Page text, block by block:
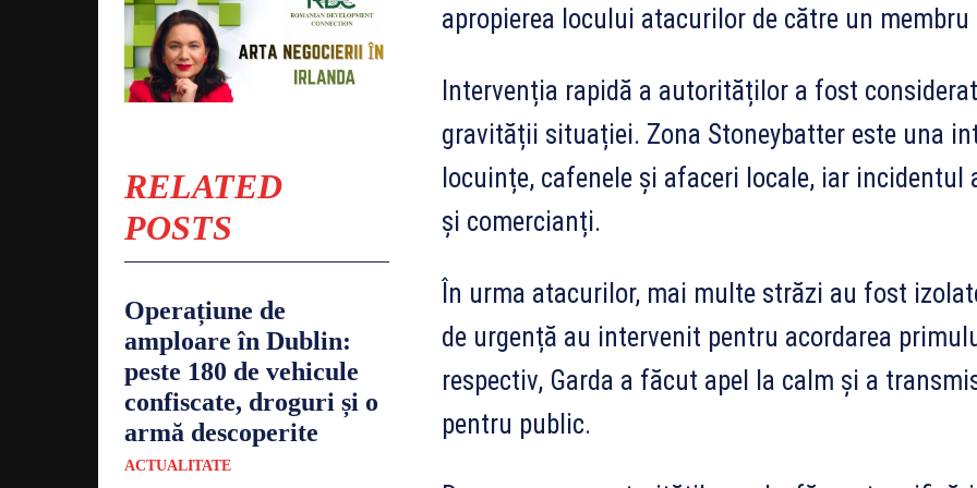
RELATED
POSTS
Operațiune de
amploare în Dublin:
peste 180 de vehicule
confiscate, droguri și o
armă descoperite
ACTUALITATE
apropierea locului atacurilor de către un
Intervenția rapidă a autorităților a fost
gravității situației. Zona Stoneybatter este una
locuințe, cafenele și afaceri locale, iar
și comercianți.
În urma atacurilor, mai multe străzi au fost
de urgență au intervenit pentru acordarea
respectiv, Garda a făcut apel la calm și a
pentru public.